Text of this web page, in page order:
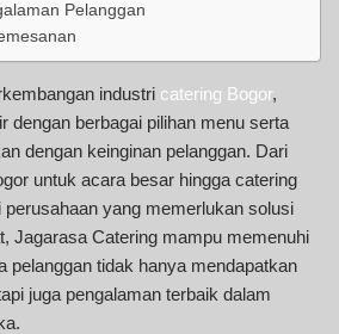
Pelanggan
industri catering Bogor,
dengan berbagai pilihan menu serta
dengan keinginan pelanggan. Dari
untuk acara besar hingga catering
yang memerlukan solusi
Jagarasa Catering mampu memenuhi
pelanggan tidak hanya mendapatkan
juga pengalaman terbaik dalam